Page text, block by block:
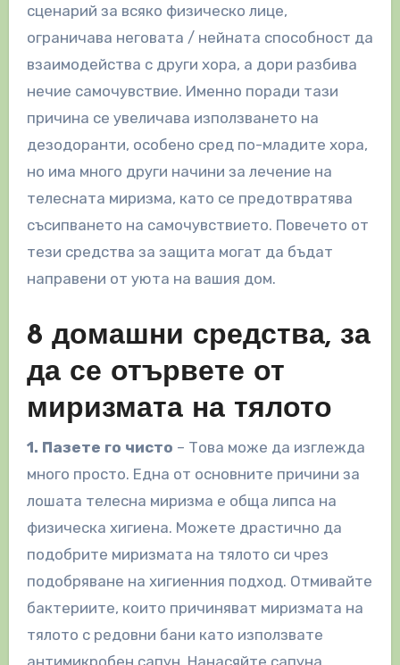
сценарий за всяко физическо лице,
ограничава неговата / нейната способност да
взаимодейства с други хора, а дори разбива
нечие самочувствие. Именно поради тази
причина се увеличава използването на
дезодоранти, особено сред по-младите хора,
но има много други начини за лечение на
телесната миризма, като се предотвратява
съсипването на самочувствието. Повечето от
тези средства за защита могат да бъдат
направени от уюта на вашия дом.
8 домашни средства, за
да се отървете от
миризмата на тялото
1. Пазете го чисто – Това може да изглежда
много просто. Една от основните причини за
лошата телесна миризма е обща липса на
физическа хигиена. Можете драстично да
подобрите миризмата на тялото си чрез
подобряване на хигиенния подход. Отмивайте
бактериите, които причиняват миризмата на
тялото с редовни бани като използвате
антимикробен сапун. Нанасяйте сапуна